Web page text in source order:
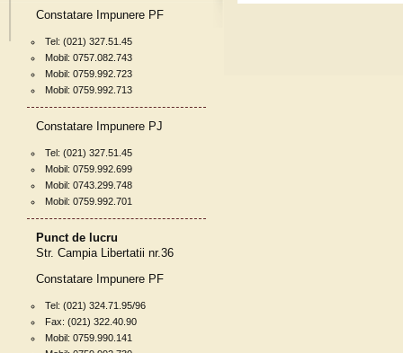
Constatare Impunere PF
Tel: (021) 327.51.45
Mobil: 0757.082.743
Mobil: 0759.992.723
Mobil: 0759.992.713
Constatare Impunere PJ
Tel: (021) 327.51.45
Mobil: 0759.992.699
Mobil: 0743.299.748
Mobil: 0759.992.701
Punct de lucru
Str. Campia Libertatii nr.36
Constatare Impunere PF
Tel: (021) 324.71.95/96
Fax: (021) 322.40.90
Mobil: 0759.990.141